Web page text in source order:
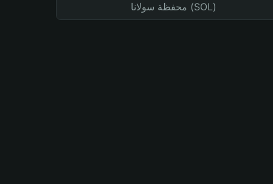
محفظة سولانا (SOL)